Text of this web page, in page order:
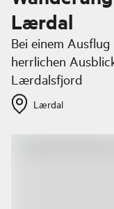
Lærdal
Bei einem
herrlichen
Lærdalsfjord
Lærdal